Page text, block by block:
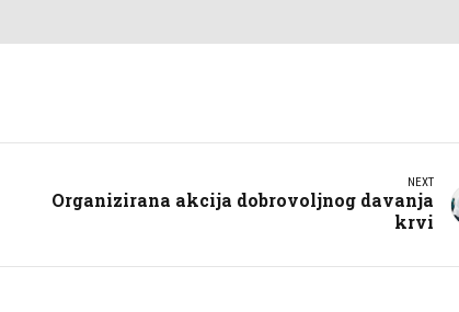
NEXT
Organizirana akcija dobrovoljnog davanja
krvi